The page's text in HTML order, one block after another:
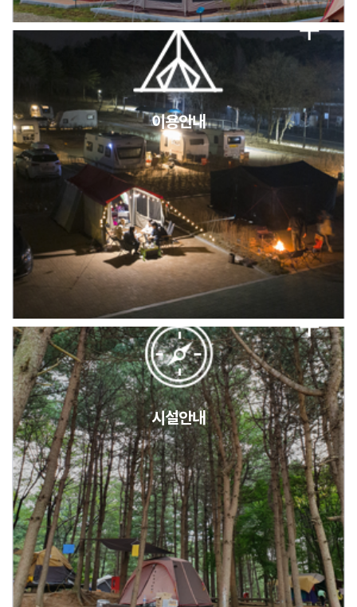
캠핑장(9월1일~6일) 미운영 공지
2026년 5월 캠핑장 안점 점검의 날 변경 안내
캠핑장(9월1일~6일) 미운영 공지
[6/1]전산시스템 점검 및 안정화에 따른 서비스 이용 제한 안내
이용안내
시설안내